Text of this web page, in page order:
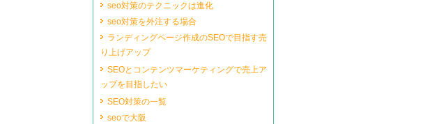
seo対策のテクニックは進化
seo対策を外注する場合
ランディングページ作成のSEOで目指す売
り上げアップ
SEOとコンテンツマーケティングで売上ア
ップを目指したい
SEO対策の一覧
seoで大阪